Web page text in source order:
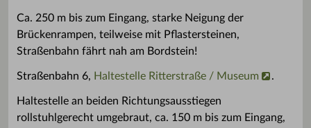
Ca. 250 m bis zum Eingang, starke Neigung der
Brückenrampen, teilweise mit Pflastersteinen,
Straßenbahn fährt nah am Bordstein!
Straßenbahn 6, Haltestelle Ritterstraße / Museum .
Haltestelle an beiden Richtungsausstiegen
rollstuhlgerecht umgebraut, ca. 150 m bis zum Eingang,